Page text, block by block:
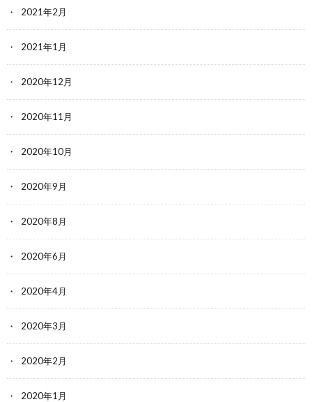
2021年2月
2021年1月
2020年12月
2020年11月
2020年10月
2020年9月
2020年8月
2020年6月
2020年4月
2020年3月
2020年2月
2020年1月